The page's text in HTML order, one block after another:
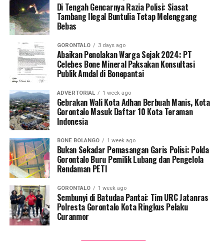
wilayahnya.
masyarakat pesisir dan nelayan tradisional di Bumi
Panua.
Dalam forum nasional tersebut, KKP memaparkan cetak
biru program prioritas Tahun Anggaran 2026. Beberapa
program makro yang disoroti antara lain pembangunan
Kampung Nelayan Merah Putih, revitalisasi tambak di
wilayah Pantai Utara Jawa, akselerasi kawasan budidaya
udang terintegrasi (integrated shrimp farming),
pengembangan budidaya tematik, percepatan
swasembada garam, hingga modernisasi armada kapal
perikanan tangkap nasional.
Sederet program kerja tersebut disokong penuh oleh
suntikan alokasi anggaran pemerintah pusat. Langkah
stimulan ini merupakan bagian dari manuver negara
dalam mempercepat transformasi sektor kelautan agar
mampu memberikan kontribusi masif terhadap
ketahanan pangan nasional, khususnya mewujudkan
Di Tengah Gencarnya Razia Polisi: Siasat
Tambang Ilegal Buntulia Tetap Melenggang
Bebas
GORONTALO 3 days ago
Abaikan Penolakan Warga Sejak 2024: PT
Celebes Bone Mineral Paksakan Konsultasi
Publik Amdal di Bonepantai
ADVERTORIAL 1 week ago
Gebrakan Wali Kota Adhan Berbuah Manis, Kota
Gorontalo Masuk Daftar 10 Kota Teraman
Indonesia
BONE BOLANGO 1 week ago
Bukan Sekadar Pemasangan Garis Polisi: Polda
Gorontalo Buru Pemilik Lubang dan Pengelola
Rendaman PETI
GORONTALO 1 week ago
Sembunyi di Batudaa Pantai: Tim URC Jatanras
Polresta Gorontalo Kota Ringkus Pelaku
Curanmor